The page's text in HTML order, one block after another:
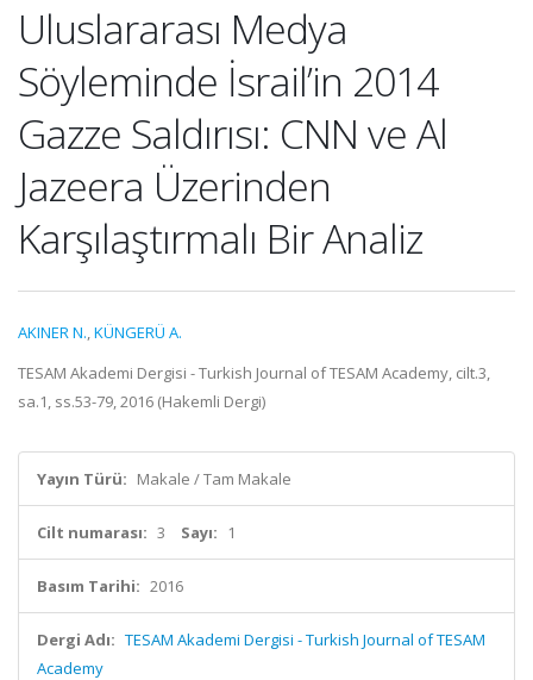
Uluslararası Medya
Söyleminde İsrail’in 2014
Gazze Saldırısı: CNN ve Al
Jazeera Üzerinden
Karşılaştırmalı Bir Analiz
AKINER N.,KÜNGERÜ A.
TESAM Akademi Dergisi - Turkish Journal of TESAM Academy, cilt.3,
sa.1, ss.53-79, 2016 (Hakemli Dergi)
Yayın Türü: Makale / Tam Makale
Cilt numarası: 3 Sayı: 1
Basım Tarihi: 2016
Dergi Adı: TESAM Akademi Dergisi - Turkish Journal of TESAM
Academy